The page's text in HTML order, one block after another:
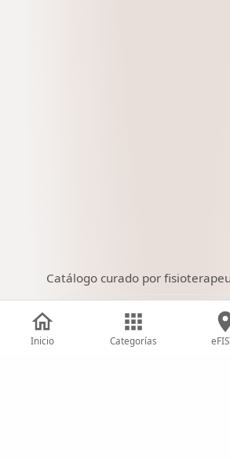
Inicio Categorías
Catálogo curado por
Rim Carranza
Fisioterapeuta ·